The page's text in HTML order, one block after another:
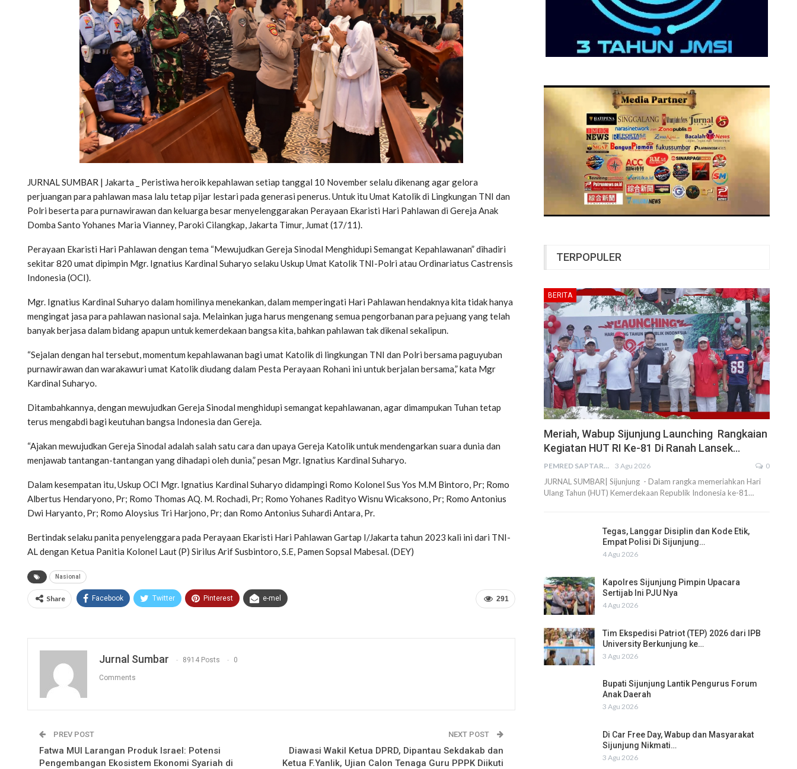
JURNAL SUMBAR | Jakarta _ Peristiwa heroik kepahlawan setiap tanggal 10 November selalu dikenang agar gelora
perjuangan para pahlawan masa lalu tetap pijar lestari pada generasi penerus. Untuk itu Umat Katolik di Lingkungan TNI dan
Polri beserta para purnawirawan dan keluarga besar menyelenggarakan Perayaan Ekaristi Hari Pahlawan di Gereja Anak
Domba Santo Yohanes Maria Vianney, Paroki Cilangkap, Jakarta Timur, Jumat (17/11).
Perayaan Ekaristi Hari Pahlawan dengan tema “Mewujudkan Gereja Sinodal Menghidupi Semangat Kepahlawanan” dihadiri
sekitar 820 umat dipimpin Mgr. Ignatius Kardinal Suharyo selaku Uskup Umat Katolik TNI-Polri atau Ordinariatus Castrensis
Indonesia (OCI).
Mgr. Ignatius Kardinal Suharyo dalam homilinya menekankan, dalam memperingati Hari Pahlawan hendaknya kita tidak hanya
mengingat jasa para pahlawan nasional saja. Melainkan juga harus mengenang semua pengorbanan para pejuang yang telah
banyak berjasa dalam bidang apapun untuk kemerdekaan bangsa kita, bahkan pahlawan tak dikenal sekalipun.
“Sejalan dengan hal tersebut, momentum kepahlawanan bagi umat Katolik di lingkungan TNI dan Polri bersama paguyuban
purnawirawan dan warakawuri umat Katolik diudang dalam Pesta Perayaan Rohani ini untuk berjalan bersama,” kata Mgr
Kardinal Suharyo.
Ditambahkannya, dengan mewujudkan Gereja Sinodal menghidupi semangat kepahlawanan, agar dimampukan Tuhan tetap
terus mengabdi bagi keutuhan bangsa Indonesia dan Gereja.
“Ajakan mewujudkan Gereja Sinodal adalah salah satu cara dan upaya Gereja Katolik untuk mendengarkan suara dunia dan
menjawab tantangan-tantangan yang dihadapi oleh dunia,” pesan Mgr. Ignatius Kardinal Suharyo.
Dalam kesempatan itu, Uskup OCI Mgr. Ignatius Kardinal Suharyo didampingi Romo Kolonel Sus Yos M.M Bintoro, Pr; Romo
Albertus Hendaryono, Pr; Romo Thomas AQ. M. Rochadi, Pr; Romo Yohanes Radityo Wisnu Wicaksono, Pr; Romo Antonius
Dwi Haryanto, Pr; Romo Aloysius Tri Harjono, Pr; dan Romo Antonius Suhardi Antara, Pr.
Bertindak selaku panita penyelenggara pada Perayaan Ekaristi Hari Pahlawan Gartap I/Jakarta tahun 2023 kali ini dari TNI-
AL dengan Ketua Panitia Kolonel Laut (P) Sirilus Arif Susbintoro, S.E, Pamen Sopsal Mabesal. (DEY)
Nasional
291
Share Facebook Twitter Pinterest e-mel
Jurnal Sumbar 8914 Posts 0
Comments
PREV POST
Fatwa MUI Larangan Produk Israel: Potensi
Pengembangan Ekosistem Ekonomi Syariah di
NEXT POST
Diawasi Wakil Ketua DPRD, Dipantau Sekdakab dan
Ketua F.Yanlik, Ujian Calon Tenaga Guru PPPK Diikuti
TERPOPULER
BERITA
Meriah, Wabup Sijunjung Launching Rangkaian
Kegiatan HUT RI Ke-81 Di Ranah Lansek…
PEMRED SAPTARIUS 3 Agu 2026 0
JURNAL SUMBAR| Sijunjung - Dalam rangka memeriahkan Hari
Ulang Tahun (HUT) Kemerdekaan Republik Indonesia ke-81…
Tegas, Langgar Disiplin dan Kode Etik,
Empat Polisi Di Sijunjung…
4 Agu 2026
Kapolres Sijunjung Pimpin Upacara
Sertijab Ini PJU Nya
4 Agu 2026
Tim Ekspedisi Patriot (TEP) 2026 dari IPB
University Berkunjung ke…
3 Agu 2026
Bupati Sijunjung Lantik Pengurus Forum
Anak Daerah
3 Agu 2026
Di Car Free Day, Wabup dan Masyarakat
Sijunjung Nikmati…
3 Agu 2026